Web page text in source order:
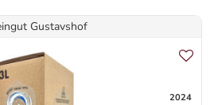
Gustavshof
2024